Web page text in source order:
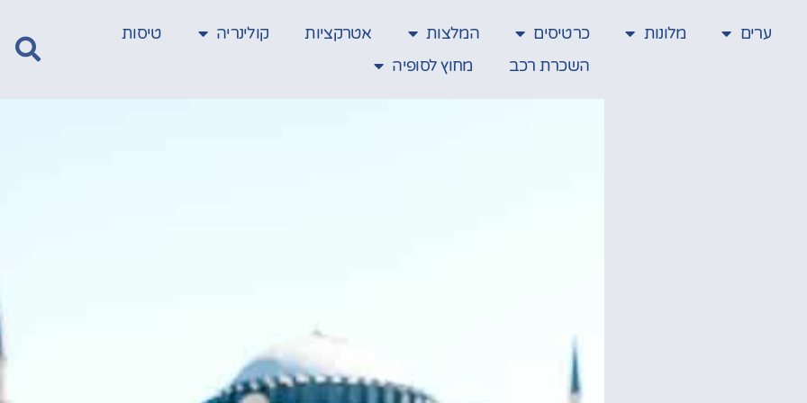
ערים מלונות כרטיסים המלצות אטרקציות קולינריה
טיסות
השכרת רכב
מחוץ לסופיה